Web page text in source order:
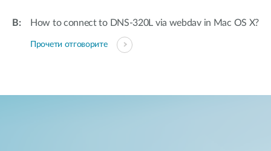
How to connect to DNS-320L via webdav in Mac OS X?
Прочети отговорите